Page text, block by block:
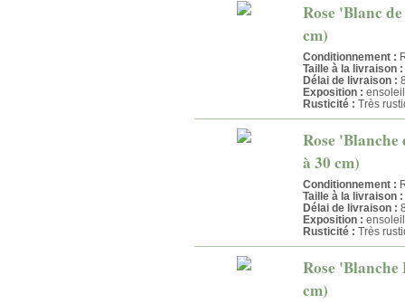
Rose 'Blanc
cm)
Conditionnement :
Taille à la livraison :
Délai de livraison :
Exposition :
Rusticité : Très
Rose 'Blanche
à 30 cm)
Conditionnement :
Taille à la livraison :
Délai de livraison :
Exposition :
Rusticité : Très
Rose
cm)